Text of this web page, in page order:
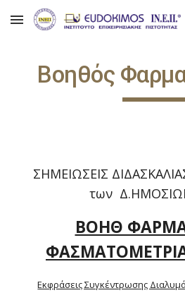
Skip to main content
Βοηθός
ΣΗΜΕΙΩΣΕΙΣ
των
ΒΟΗΘ
ΦΑΣΜΑΤΟΜΕΤΡΙΑ
Εκφράσεις Συγκέντρωσης